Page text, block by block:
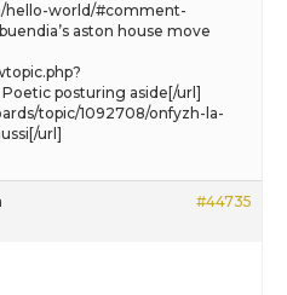
hello-world/#comment-
aston house move
posturing aside[/url]
topic/1092708/onfyzh-la-
url]
#44735